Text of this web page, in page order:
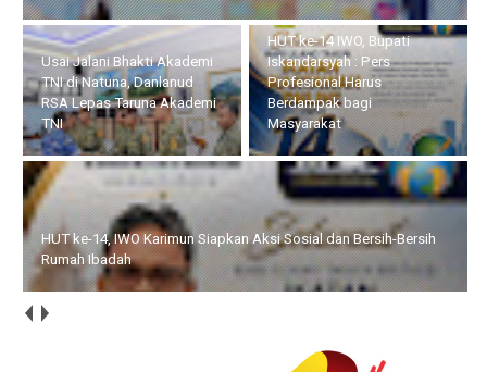
Usai Jalani Bhakti Akademi
TNI di Natuna, Danlanud
RSA Lepas Taruna Akademi
TNI
HUT ke-14 IWO, Bupati
Iskandarsyah : Pers
Profesional Harus
Berdampak bagi
Masyarakat
HUT ke-14, IWO Karimun Siapkan Aksi Sosial dan Bersih-Bersih
Rumah Ibadah